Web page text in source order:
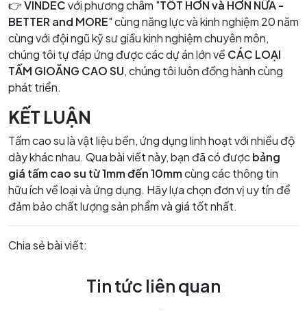
👉VINDECvới phương châm "TỐT HƠN và HƠN NỮA -
BETTER and MORE" cùng năng lực và kinh nghiệm 20 năm
cùng với đội ngũ kỹ sư giầu kinh nghiệm chuyên môn,
chúng tôi tự đáp ứng được các dự án lớn về CÁC LOẠI
TẤM GIOĂNG CAO SU, chúng tôi luôn đồng hành cùng
phát triển.
KẾT LUẬN
Tấm cao su là vật liệu bền, ứng dụng linh hoạt với nhiều độ
dày khác nhau. Qua bài viết này, bạn đã có đượcbảng
giá tấm cao su từ 1mm đến 10mmcùng các thông tin
hữu ích về loại và ứng dụng. Hãy lựa chọn đơn vị uy tín để
đảm bảo chất lượng sản phẩm và giá tốt nhất.
Chia sẻ bài viết:
Tin tức liên quan